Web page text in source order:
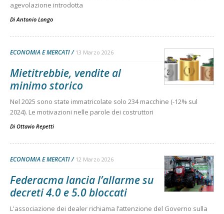
agevolazione introdotta
DiAntonio Longo
ECONOMIA E MERCATI 13 Marzo 2026
Mietitrebbie, vendite al
minimo storico
Nel 2025 sono state immatricolate solo 234 macchine (-12% sul
2024). Le motivazioni nelle parole dei costruttori
Di Ottavio Repetti
ECONOMIA E MERCATI 12 Marzo 2026
Federacma lancia l’allarme su
decreti 4.0 e 5.0 bloccati
L'associazione dei dealer richiama l’attenzione del Governo sulla